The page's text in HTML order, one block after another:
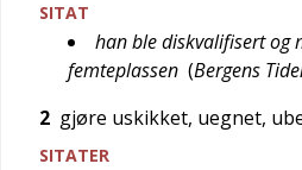
SITAT
han ble diskvalifisert og
femteplassen (Bergens
2 gjøre uskikket, uegnet,
SITATER